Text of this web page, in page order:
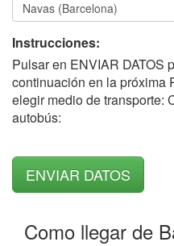
Instrucciones:
Pulsar en ENVIAR DATOS
continuación en la próxima
elegir medio de transporte:
autobús:
Como llegar de